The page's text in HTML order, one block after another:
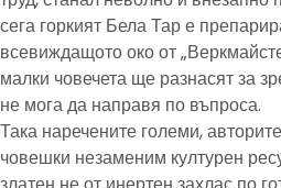
сега горкият Бела Тар е
всевиждащото око от
малки човечета ще разнасят за
не мога да направя по въпроса.
Така наречените големи,
човешки незаменим културен